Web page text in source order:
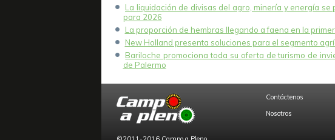
La liquidación de divisas del agro, minería y energía
para 2026
La proporción de hembras llegando a faena en la
New Holland presenta soluciones para el segmento
Bariloche promociona toda su oferta de turismo de
de Palermo
Contáctenos
Nosotros